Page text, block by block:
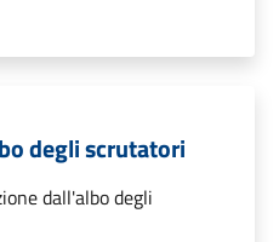
degli scrutatori
dall'albo degli